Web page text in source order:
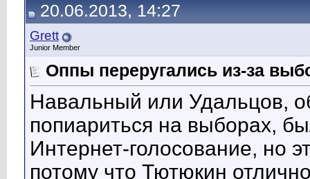
20.06.2013, 14:27
Grett
Junior Member
Оппы переругались из-за
Навальный или Удальцов,
попиариться на выборах,
Интернет-голосование, но
потому что Тютюкин